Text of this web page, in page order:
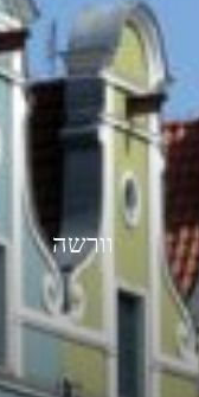
וורשה